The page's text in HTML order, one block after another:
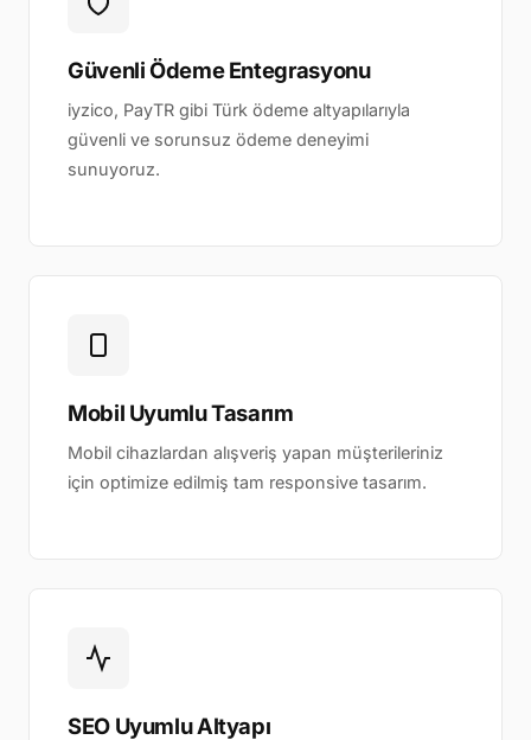
Güvenli Ödeme Entegrasyonu
iyzico, PayTR gibi Türk ödeme altyapılarıyla
güvenli ve sorunsuz ödeme deneyimi
sunuyoruz.
Mobil Uyumlu Tasarım
Mobil cihazlardan alışveriş yapan müşterileriniz
için optimize edilmiş tam responsive tasarım.
SEO Uyumlu Altyapı